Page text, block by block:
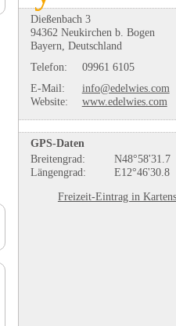
Dießenbach 3
94362 Neukirchen b. Bogen
Bayern, Deutschland
Telefon:
09961 6105
E-Mail:
info@edelwies.com
Website:
www.edelwies.com
GPS-Daten
Breitengrad:
N48°58'31.7
Längengrad:
E12°46'30.8
Freizeit-Eintrag in